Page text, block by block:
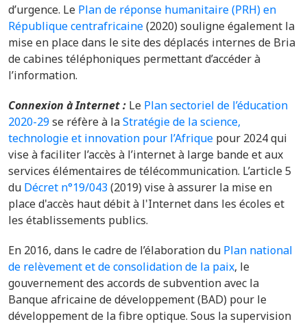
d’urgence. Le Plan de réponse humanitaire (PRH) en
République centrafricaine(2020) souligne également la
mise en place dans le site des déplacés internes de Bria
de cabines téléphoniques permettant d’accéder à
l’information.
Connexion à Internet : Le Plan sectoriel de l’éducation
2020-29se réfère à laStratégie de la science,
technologie et innovation pour l’Afrique pour 2024 qui
vise à faciliter l’accès à l’internet à large bande et aux
services élémentaires de télécommunication. L’article 5
du Décret n°19/043(2019) vise à assurer la mise en
place d'accès haut débit à l'Internet dans les écoles et
les établissements publics.
En 2016, dans le cadre de l’élaboration du Plan national
de relèvement et de consolidation de la paix, le
gouvernement des accords de subvention avec la
Banque africaine de développement (BAD) pour le
développement de la fibre optique. Sous la supervision